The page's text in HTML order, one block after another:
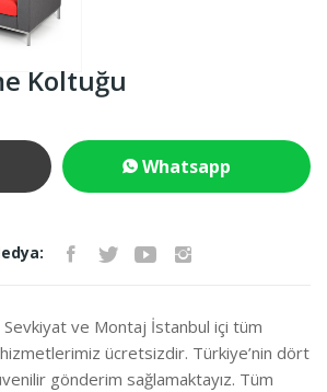
Koltuğu
Whatsapp
ve Montaj İstanbul içi tüm
ücretsizdir. Türkiye’nin dört
gönderim sağlamaktayız. Tüm